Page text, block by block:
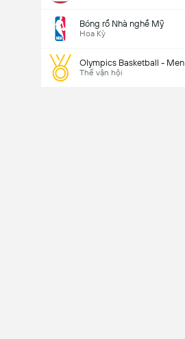
Bóng rổ Nhà nghề Mỹ
Hoa Kỳ
Olympics Basketball - Men
Thế vận hội